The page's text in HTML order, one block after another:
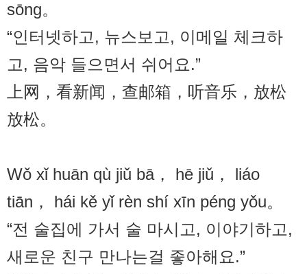
sōng。
“인터넷하고, 뉴스보고, 이메일 체크하
고, 음악 들으면서 쉬어요.”
上网，看新闻，查邮箱，听音乐，放松
放松。
Wǒ xǐ huān qù jiǔ bā， hē jiǔ， liáo
tiān， hái kě yǐ rèn shí xīn péng yǒu。
“전 술집에 가서 술 마시고, 이야기하고,
새로운 친구 만나는걸 좋아해요.”